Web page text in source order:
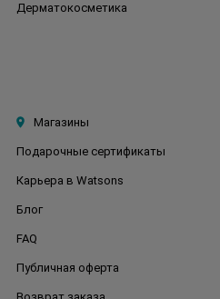
Дерматокосметика
Магазины
Подарочные сертификаты
Карьера в Watsons
Блог
FAQ
Публичная оферта